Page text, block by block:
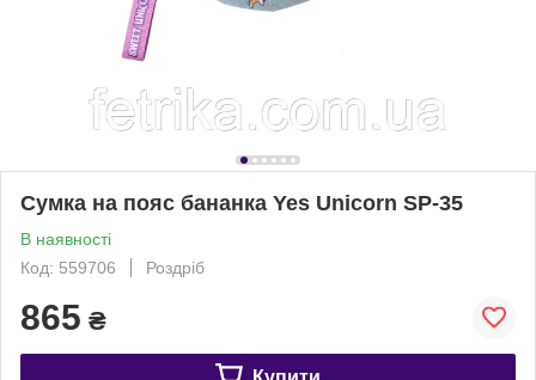
Сумка на пояс бананка Yes Unicorn SP-35
В наявності
Код: 559706
Роздріб
865 ₴